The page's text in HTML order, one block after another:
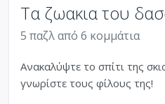
Τα ζωακια του
5 παζλ από 6 κομμάτια
Ανακαλύψτε το σπίτι της
γνωρίστε τους φίλους της!